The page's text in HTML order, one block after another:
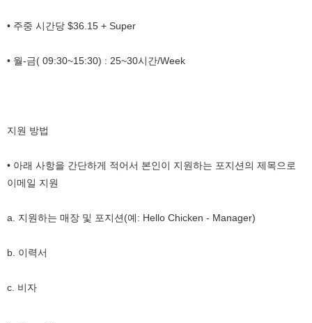
• 주중 시간당 $36.15 + Super
• 월-금( 09:30~15:30) : 25~30시간/Week
지원 방법
• 아래 사항을 간단하게 적어서 본인이 지원하는 포지션의 제목으로
이메일 지원
a. 지원하는 매장 및 포지션(예: Hello Chicken - Manager)
b. 이력서
c. 비자